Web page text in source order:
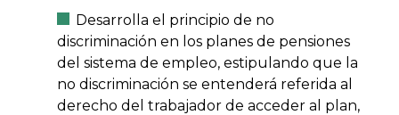
Desarrolla el principio de no
discriminación en los planes de pensiones
del sistema de empleo, estipulando que la
no discriminación se entenderá referida al
derecho del trabajador de acceder al plan,